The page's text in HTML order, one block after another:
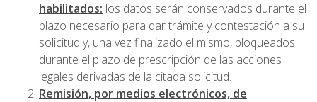
habilitados: los datos serán conservados durante el
plazo necesario para dar trámite y contestación a su
solicitud y, una vez finalizado el mismo, bloqueados
durante el plazo de prescripción de las acciones
legales derivadas de la citada solicitud.
Remisión, por medios electrónicos, de